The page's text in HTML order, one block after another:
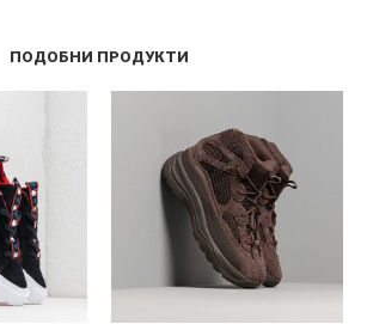
ПОДОБНИ ПРОДУКТИ